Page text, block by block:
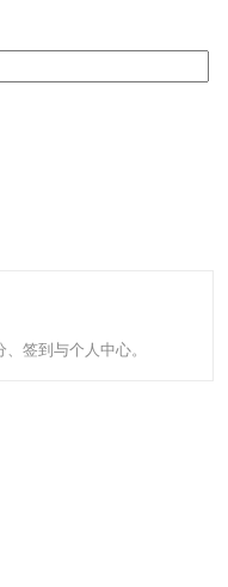
签到与个人中心。